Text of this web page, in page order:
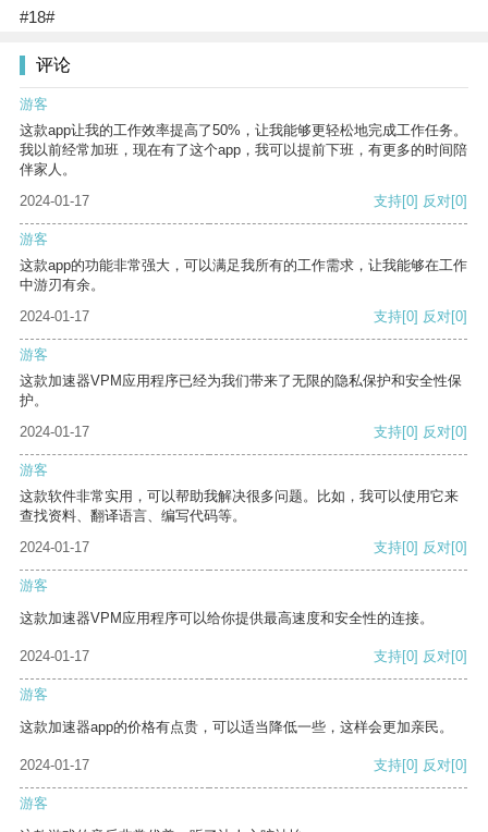
#18#
评论
游客
这款app让我的工作效率提高了50%，让我能够更轻松地完成工作任务。
我以前经常加班，现在有了这个app，我可以提前下班，有更多的时间陪
伴家人。
2024-01-17
支持[0] 反对[0]
游客
这款app的功能非常强大，可以满足我所有的工作需求，让我能够在工作
中游刃有余。
2024-01-17
支持[0] 反对[0]
游客
这款加速器VPM应用程序已经为我们带来了无限的隐私保护和安全性保
护。
2024-01-17
支持[0] 反对[0]
游客
这款软件非常实用，可以帮助我解决很多问题。比如，我可以使用它来
查找资料、翻译语言、编写代码等。
2024-01-17
支持[0] 反对[0]
游客
这款加速器VPM应用程序可以给你提供最高速度和安全性的连接。
2024-01-17 支持[0] 反对[0]
游客
这款加速器app的价格有点贵，可以适当降低一些，这样会更加亲民。
2024-01-17 支持[0] 反对[0]
游客